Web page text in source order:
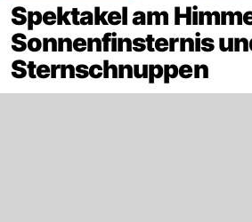
Spektakel am
Sonnenfinsternis
Sternschnuppen